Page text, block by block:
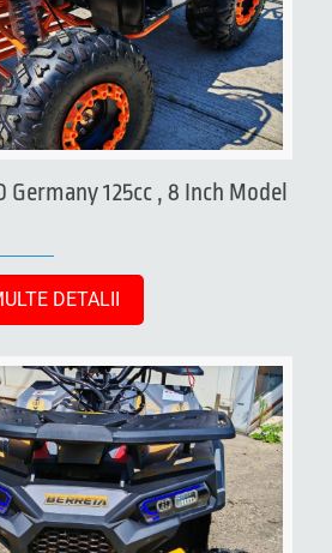
Germany 125cc , 8 Inch Model
DETALII